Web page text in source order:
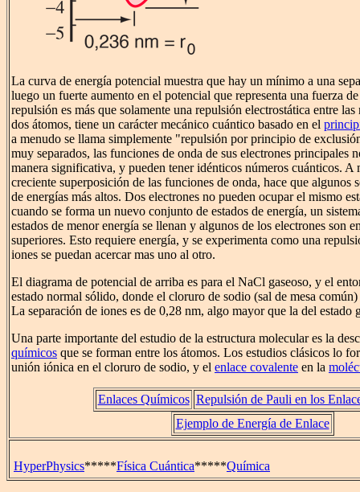
La curva de energía potencial muestra que hay un mínimo a una
luego un fuerte aumento en el potencial que representa una fuerza
repulsión es más que solamente una repulsión electrostática entre las
dos átomos, tiene un carácter mecánico cuántico basado en el
a menudo se llama simplemente "repulsión por principio de
muy separados, las funciones de onda de sus electrones principales
manera significativa, y pueden tener idénticos números cuánticos. A
creciente superposición de las funciones de onda, hace que algunos
de energías más altos. Dos electrones no pueden ocupar el mismo
cuando se forma un nuevo conjunto de estados de energía, un
estados de menor energía se llenan y algunos de los electrones son
superiores. Esto requiere energía, y se experimenta como una
iones se puedan acercar mas uno al otro.
El diagrama de potencial de arriba es para el NaCl gaseoso, y el
estado normal sólido, donde el cloruro de sodio (sal de mesa
La separación de iones es de 0,28 nm, algo mayor que la del estado
Una parte importante del estudio de la estructura molecular es la
químicos que se forman entre los átomos. Los estudios clásicos lo
unión iónica en el cloruro de sodio, y el enlace covalente en la
Enlaces Químicos Repulsión de Pauli en los
Ejemplo de Energía de Enlace
HyperPhysics*****Física Cuántica*****Química